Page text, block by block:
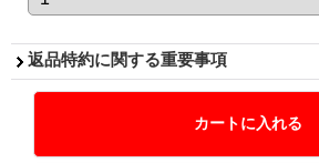
返品特約に関する重要事項